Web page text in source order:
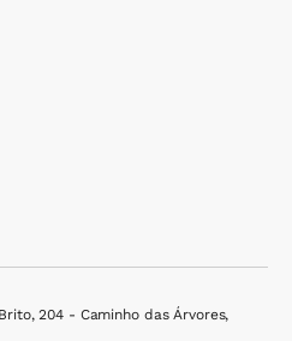
204 - Caminho das Árvores,